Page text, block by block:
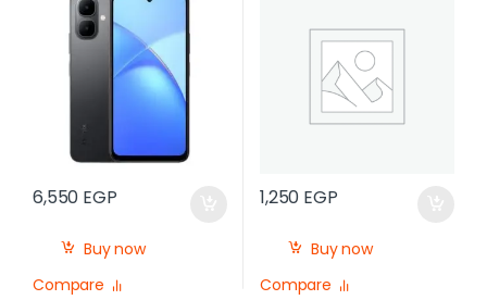
6,550 EGP
Buy now
Compare
1,250 EGP
Buy now
Compare